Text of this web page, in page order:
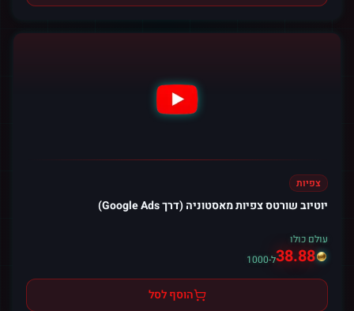
צפיות
יוטיוב שורטס צפיות מאסטוניה (דרך Google Ads)
עולם כולו
38.88ל-1000
הוסף לסל